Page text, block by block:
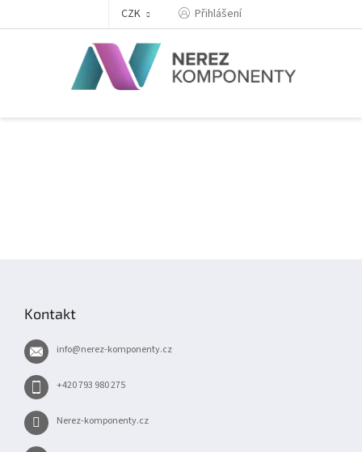
CZK Přihlášení
Kontakt
info@nerez-komponenty.cz
+420 793 980 275
Nerez-komponenty.cz